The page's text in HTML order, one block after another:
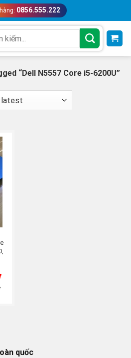
0856.555.222
“Dell N5557 Core i5-6200U”
quốc